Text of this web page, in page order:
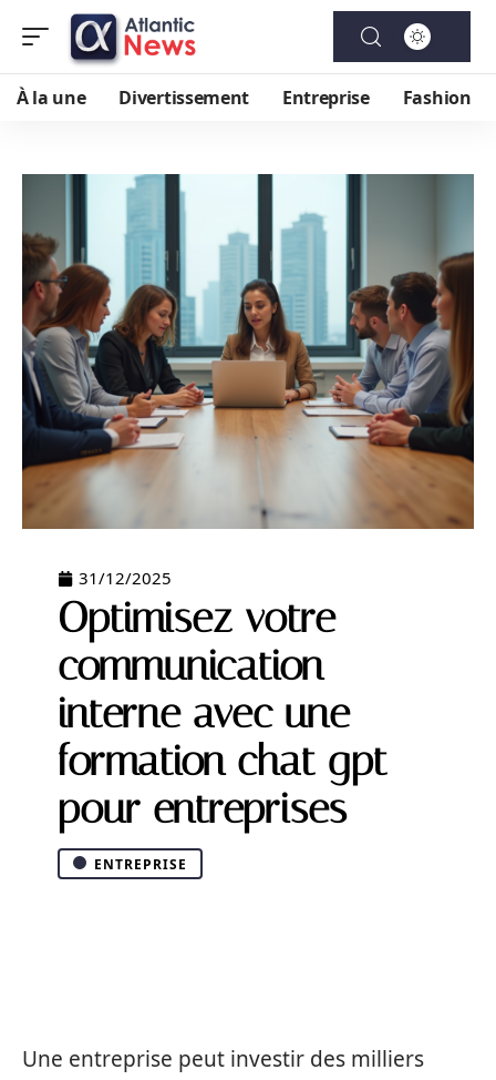
À la une Divertissement Entreprise Fashion
31/12/2025
Optimisez votre
communication
interne avec une
formation chat gpt
pour entreprises
ENTREPRISE
Une entreprise peut investir des milliers